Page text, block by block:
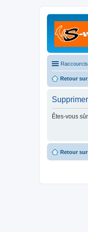
Raccourcis
Retour
Êtes-vous
Retour